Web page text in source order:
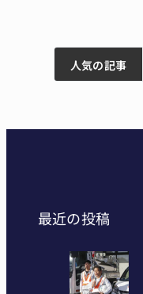
人気の記事
最近の投稿